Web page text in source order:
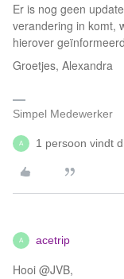
Er is nog geen
verandering in komt,
hierover
Groetjes, Alexandra
Simpel Medewerker
A 1 persoon vindt
A acetrip
Hooi @JVB,